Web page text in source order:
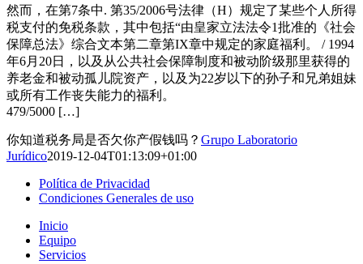
然而，在第7条中. 第35/2006号法律（H）规定了某些个人所得
税支付的免税条款，其中包括“由皇家立法法令1批准的《社会
保障总法》综合文本第二章第IX章中规定的家庭福利。 / 1994
年6月20日，以及从公共社会保障制度和被动阶级那里获得的
养老金和被动孤儿院资产，以及为22岁以下的孙子和兄弟姐妹
或所有工作丧失能力的福利。
479/5000 […]
你知道税务局是否欠你产假钱吗？ Grupo Laboratorio
Jurídico2019-12-04T01:13:09+01:00
Política de Privacidad
Condiciones Generales de uso
Inicio
Equipo
Servicios